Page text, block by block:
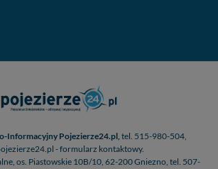
Informacyjny Pojezierze24.pl, tel. 515-980-504,
- formularz kontaktowy.
os. Piastowskie 10B/10, 62-200 Gniezno, tel. 507-